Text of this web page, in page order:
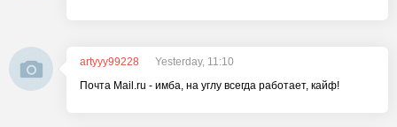
artyyy99228
Yesterday, 11:10
Почта Mail.ru - имба, на углу всегда работает, кайф!